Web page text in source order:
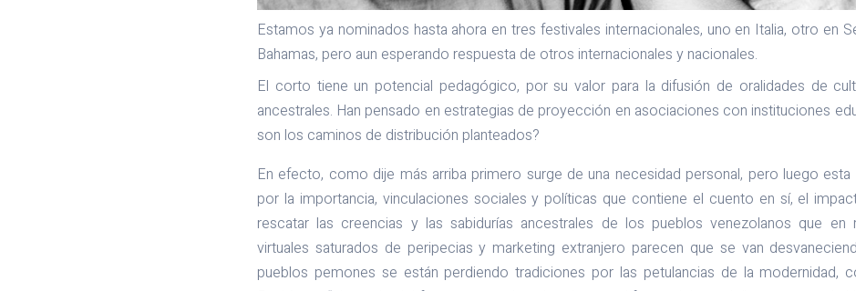
Estamos ya nominados hasta ahora en tres festivales internacionales, uno en Italia, otro en
Bahamas, pero aun esperando respuesta de otros internacionales y nacionales.
El corto tiene un potencial pedagógico, por su valor para la difusión de oralidades de
ancestrales. Han pensado en estrategias de proyección en asociaciones con instituciones
son los caminos de distribución planteados?
En efecto, como dije más arriba primero surge de una necesidad personal, pero luego esta
por la importancia, vinculaciones sociales y políticas que contiene el cuento en sí, el
rescatar las creencias y las sabidurías ancestrales de los pueblos venezolanos que en
virtuales saturados de peripecias y marketing extranjero parecen que se van
pueblos pemones se están perdiendo tradiciones por las petulancias de la modernidad,